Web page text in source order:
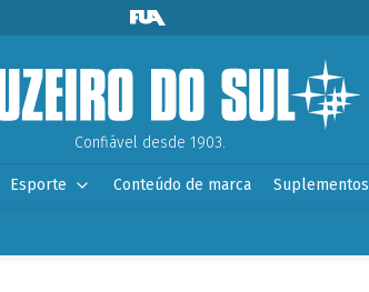
Confiável desde 1903.
Esporte Conteúdo de marca Suplementos